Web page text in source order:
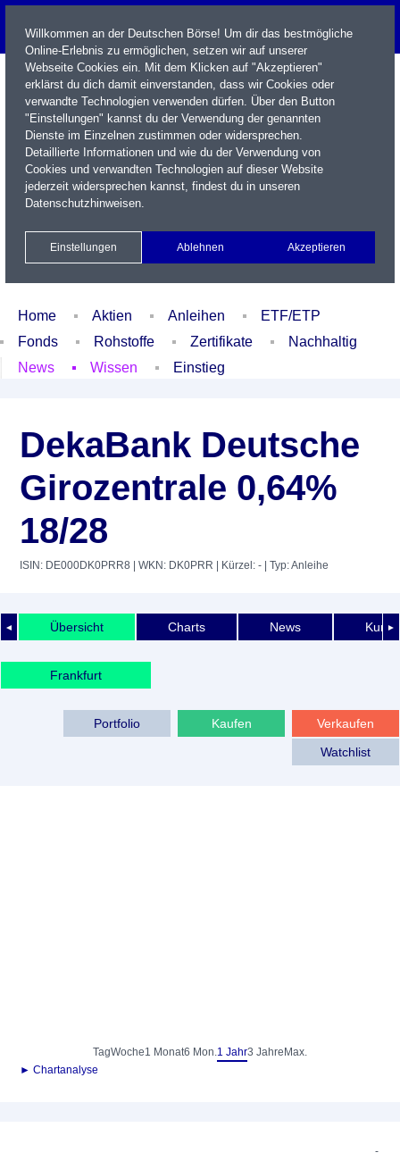
Name / WKN / ISIN / Kürzel
Xetra Realtime
Watchlist Portfolio Login
Home Aktien Anleihen
ETF/ETP
Fonds
Rohstoffe Zertifikate
Nachhaltig
News
Wissen Einstieg
DekaBank Deutsche
Girozentrale 0,64%
18/28
ISIN: DE000DK0PRR8 | WKN: DK0PRR | Kürzel: - | Typ: Anleihe
◄ ►
Übersicht Charts News
Frankfurt
Verkaufen
Kaufen
Portfolio
Watchlist
TagWoche1 Monat6 Mon.1 Jahr3 Jahre Max.
► Chartanalyse
-
Willkommen an der Deutschen Börse! Um dir das bestmögliche
Online-Erlebnis zu ermöglichen, setzen wir auf unserer
Webseite Cookies ein. Mit dem Klicken auf "Akzeptieren"
erklärst du dich damit einverstanden, dass wir Cookies oder
verwandte Technologien verwenden dürfen. Über den Button
"Einstellungen" kannst du der Verwendung der genannten
Dienste im Einzelnen zustimmen oder widersprechen.
Detaillierte Informationen und wie du der Verwendung von
Cookies und verwandten Technologien auf dieser Website
jederzeit widersprechen kannst, findest du in unseren
Datenschutzhinweisen.
Einstellungen Ablehnen Akzeptieren